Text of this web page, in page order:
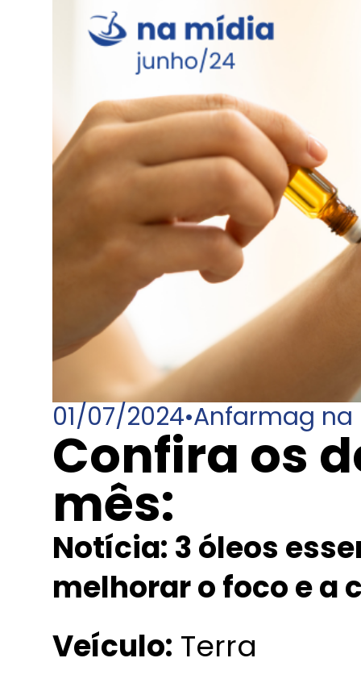
01/07/2024•Anfarmag na
Confira os
mês:
Notícia: 3 óleos
melhorar o foco e a
Veículo: Terra